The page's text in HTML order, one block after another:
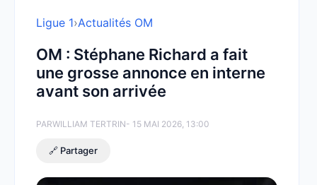
Ligue 1›Actualités OM
OM : Stéphane Richard a fait
une grosse annonce en interne
avant son arrivée
PARWILLIAM TERTRIN- 15 MAI 2026, 13:00
🔗 Partager